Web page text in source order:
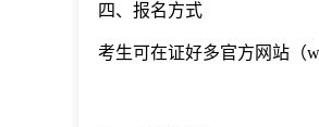
四、报名方式
考生可在证好多官方网站（